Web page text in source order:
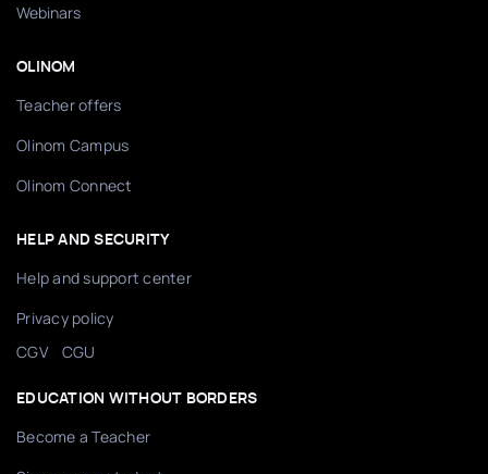
Webinars
OLINOM
Teacher offers
Olinom Campus
Olinom Connect
HELP AND SECURITY
Help and support center
Privacy policy
CGV/ CGU
EDUCATION WITHOUT BORDERS
Become a Teacher